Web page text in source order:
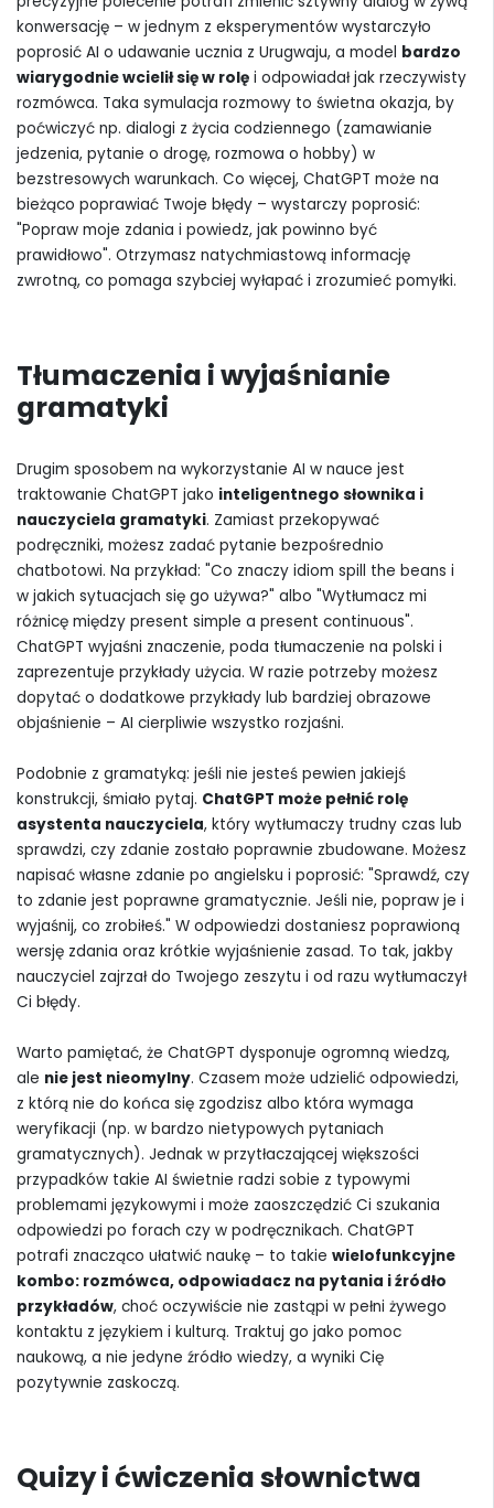
konwersację – w jednym z eksperymentów wystarczyło
poprosić AI o udawanie ucznia z Urugwaju, a model bardzo
wiarygodnie wcielił się w rolę i odpowiadał jak rzeczywisty
rozmówca. Taka symulacja rozmowy to świetna okazja, by
poćwiczyć np. dialogi z życia codziennego (zamawianie
jedzenia, pytanie o drogę, rozmowa o hobby) w
bezstresowych warunkach. Co więcej, ChatGPT może na
bieżąco poprawiać Twoje błędy – wystarczy poprosić:
"Popraw moje zdania i powiedz, jak powinno być
prawidłowo". Otrzymasz natychmiastową informację
zwrotną, co pomaga szybciej wyłapać i zrozumieć pomyłki.
Tłumaczenia i wyjaśnianie
gramatyki
Drugim sposobem na wykorzystanie AI w nauce jest
traktowanie ChatGPT jako inteligentnego słownika i
nauczyciela gramatyki. Zamiast przekopywać
podręczniki, możesz zadać pytanie bezpośrednio
chatbotowi. Na przykład: "Co znaczy idiom spill the beans i
w jakich sytuacjach się go używa?" albo "Wytłumacz mi
różnicę między present simple a present continuous".
ChatGPT wyjaśni znaczenie, poda tłumaczenie na polski i
zaprezentuje przykłady użycia. W razie potrzeby możesz
dopytać o dodatkowe przykłady lub bardziej obrazowe
objaśnienie – AI cierpliwie wszystko rozjaśni.
Podobnie z gramatyką: jeśli nie jesteś pewien jakiejś
konstrukcji, śmiało pytaj. ChatGPT może pełnić rolę
asystenta nauczyciela, który wytłumaczy trudny czas lub
sprawdzi, czy zdanie zostało poprawnie zbudowane. Możesz
napisać własne zdanie po angielsku i poprosić: "Sprawdź, czy
to zdanie jest poprawne gramatycznie. Jeśli nie, popraw je i
wyjaśnij, co zrobiłeś." W odpowiedzi dostaniesz poprawioną
wersję zdania oraz krótkie wyjaśnienie zasad. To tak, jakby
nauczyciel zajrzał do Twojego zeszytu i od razu wytłumaczył
Ci błędy.
Warto pamiętać, że ChatGPT dysponuje ogromną wiedzą,
ale nie jest nieomylny. Czasem może udzielić odpowiedzi,
z którą nie do końca się zgodzisz albo która wymaga
weryfikacji (np. w bardzo nietypowych pytaniach
gramatycznych). Jednak w przytłaczającej większości
przypadków takie AI świetnie radzi sobie z typowymi
problemami językowymi i może zaoszczędzić Ci szukania
odpowiedzi po forach czy w podręcznikach. ChatGPT
potrafi znacząco ułatwić naukę – to takie wielofunkcyjne
kombo: rozmówca, odpowiadacz na pytania i źródło
przykładów, choć oczywiście nie zastąpi w pełni żywego
kontaktu z językiem i kulturą. Traktuj go jako pomoc
naukową, a nie jedyne źródło wiedzy, a wyniki Cię
pozytywnie zaskoczą.
Quizy i ćwiczenia słownictwa